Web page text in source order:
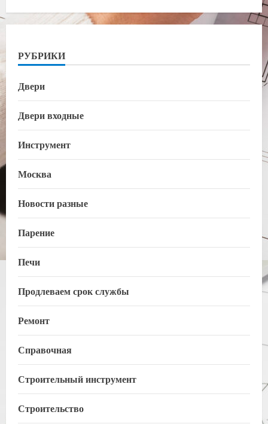
РУБРИКИ
Двери
Двери входные
Инструмент
Москва
Новости разные
Парение
Печи
Продлеваем срок службы
Ремонт
Справочная
Строительный инструмент
Строительство